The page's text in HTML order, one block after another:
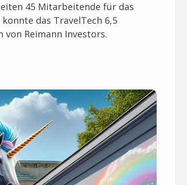
45 Mitarbeitende für das
das TravelTech 6,5
Reimann Investors.